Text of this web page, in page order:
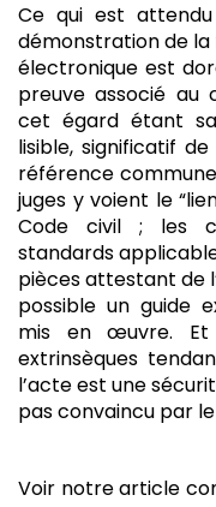
Ce qui est
démonstration de
électronique est
preuve associé au
cet égard étant
lisible, significatif
référence
juges y voient le
Code civil ; les
standards
pièces attestant de
possible un guide
mis en œuvre. Et
extrinsèques
l’acte est une
pas convaincu par
Voir notre article